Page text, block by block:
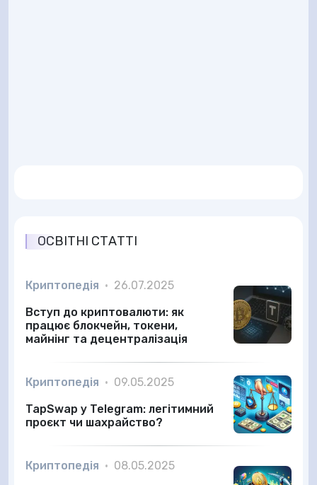
ОСВІТНІ СТАТТІ
Криптопедія • 26.07.2025
Вступ до криптовалюти: як
працює блокчейн, токени,
майнінг та децентралізація
Криптопедія • 09.05.2025
TapSwap у Telegram: легітимний
проєкт чи шахрайство?
Криптопедія • 08.05.2025